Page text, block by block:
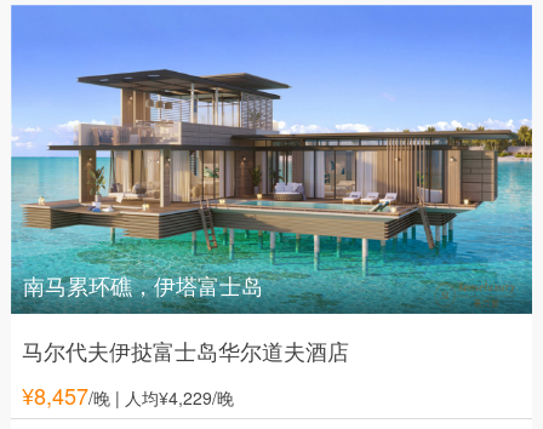
南马累环礁，伊塔富士岛
马尔代夫伊挞富士岛华尔道夫酒店
¥8,457/晚| 人均¥4,229/晚